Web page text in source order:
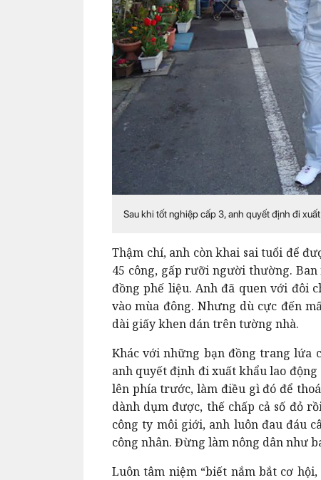
Sau khi tốt nghiệp cấp 3, anh quyết định đi
Thậm chí, anh còn khai sai tuổi để
45 công, gấp rưỡi người thường.
đồng phế liệu. Anh đã quen với đôi
vào mùa đông. Nhưng dù cực đến
dài giấy khen dán trên tường nhà.
Khác với những bạn đồng trang lứa
anh quyết định đi xuất khẩu lao
lên phía trước, làm điều gì đó để
dành dụm được, thế chấp cả số đỏ
công ty môi giới, anh luôn đau đáu
công nhân. Đừng làm nông dân như
Luôn tâm niệm “biết nắm bắt cơ